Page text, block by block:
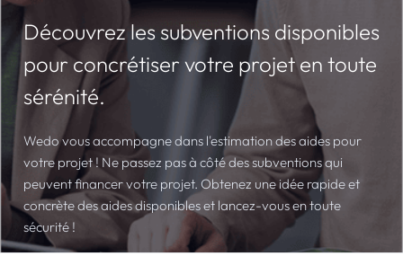
Vous êtes un Artisan ?
Connexion
Découvrez les subventions disponibles
pour concrétiser votre projet en toute
sérénité.
Wedo vous accompagne dans l'estimation des aides pour
votre projet ! Ne passez pas à côté des subventions qui
peuvent financer votre projet. Obtenez une idée rapide et
concrète des aides disponibles et lancez-vous en toute
sécurité !